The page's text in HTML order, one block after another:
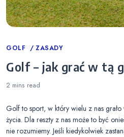
Categories
GOLF ZASADY
Golf – jak grać w tą
2 mins read
Golf to sport, w który wielu z nas
życia. Dla reszty z nas może to być
nie rozumiemy. Jeśli kiedykolwiek